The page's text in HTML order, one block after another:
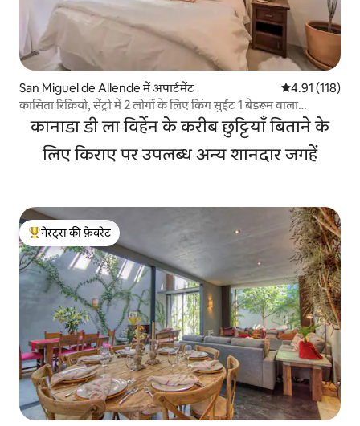
San Miguel de Allende में अपार्टमेंट औसत रेटिंग 5 में से
4.91 (118)
कासिता रिक्रियो, सेंट्रो में 2 लोगों के लिए किंग सुईट 1 बेडरूम वाला
अपार्टमेंट
कानाडा डी ला विर्हेन के करीब छुट्टियाँ बिताने के
लिए किराए पर उपलब्ध अन्य शानदार जगहें
गेस्ट्स का टॉप फ़ेवरेट
गेस्ट्स की फ़ेवरेट